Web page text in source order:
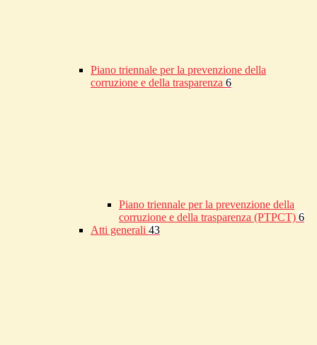
Piano triennale per la prevenzione della
corruzione e della trasparenza 6
Piano triennale per la prevenzione della
corruzione e della trasparenza (PTPCT) 6
Atti generali 43